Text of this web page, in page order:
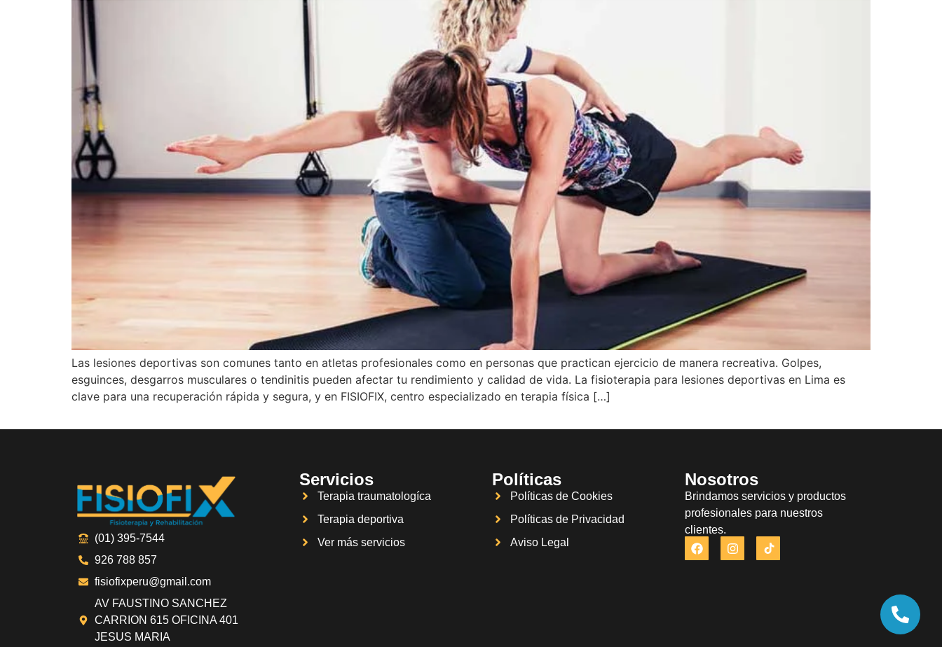
Las lesiones deportivas son comunes tanto en atletas profesionales como en personas que practican ejercicio de manera recreativa. Golpes,
esguinces, desgarros musculares o tendinitis pueden afectar tu rendimiento y calidad de vida. La fisioterapia para lesiones deportivas en Lima es
clave para una recuperación rápida y segura, y en FISIOFIX, centro especializado en terapia física […]
(01) 395-7544
926 788 857
fisiofixperu@gmail.com
AV FAUSTINO SANCHEZ
CARRION 615 OFICINA 401
JESUS MARIA
Servicios
Terapia traumatologíca
Terapia deportiva
Ver más servicios
Políticas
Políticas de Cookies
Políticas de Privacidad
Aviso Legal
Nosotros
Brindamos servicios y productos
profesionales para nuestros
clientes.